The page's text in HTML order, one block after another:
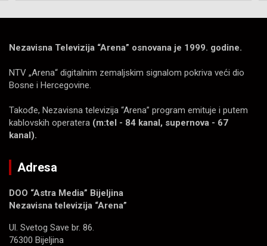
Nezavisna Televizija “Arena” osnovana je 1999. godine.
NTV „Arena“ digitalnim zemaljskim signalom pokriva veći dio
Bosne i Hercegovine.
Takođe, Nezavisna televizija “Arena” program emituje i putem
kablovskih operatera (m:tel - 84 kanal, supernova - 67
kanal).
Adresa
DOO “Astra Media” Bijeljina
Nezavisna televizija “Arena”
Ul. Svetog Save br. 86.
76300 Bijeljina